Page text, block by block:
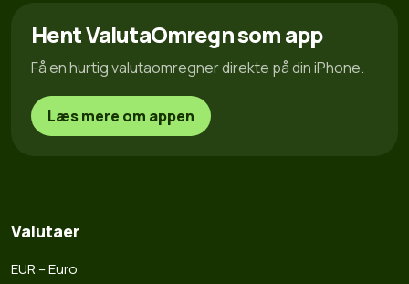
Hent ValutaOmregn som app
Få en hurtig valutaomregner direkte på din iPhone.
Læs mere om appen
Valutaer
EUR – Euro